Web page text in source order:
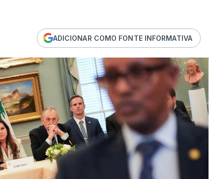
ADICIONAR COMO FONTE INFORMATIVA